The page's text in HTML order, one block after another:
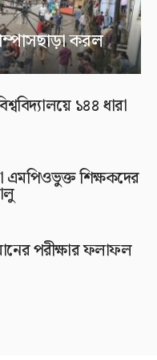
করল
১৪৪ ধারা
এমপিওভুক্ত শিক্ষকদের
পরীক্ষার ফলাফল